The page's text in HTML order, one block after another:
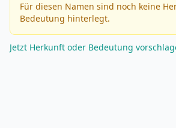
Für diesen Namen sind noch keine
Bedeutung hinterlegt.
Jetzt Herkunft oder Bedeutung